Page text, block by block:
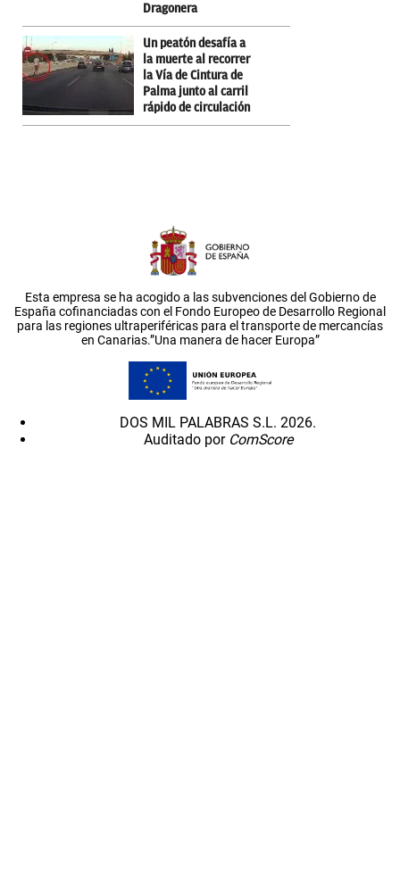
Dragonera
Un peatón desafía a
la muerte al recorrer
la Vía de Cintura de
Palma junto al carril
rápido de circulación
Esta empresa se ha acogido a las subvenciones del Gobierno de
España cofinanciadas con el Fondo Europeo de Desarrollo Regional
para las regiones ultraperiféricas para el transporte de mercancías
en Canarias.”Una manera de hacer Europa”
DOS MIL PALABRAS S.L. 2026.
Auditado por ComScore